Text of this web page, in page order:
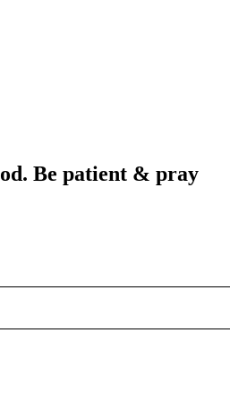
Be patient & pray